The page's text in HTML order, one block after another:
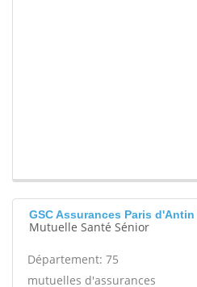
GSC Assurances Paris d'Antin
Mutuelle Santé Sénior
Département: 75
mutuelles d'assurances